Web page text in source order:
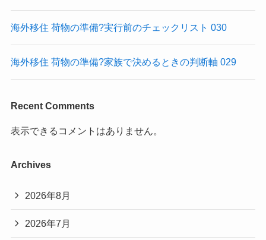
海外移住 荷物の準備?実行前のチェックリスト 030
海外移住 荷物の準備?家族で決めるときの判断軸 029
Recent Comments
表示できるコメントはありません。
Archives
2026年8月
2026年7月